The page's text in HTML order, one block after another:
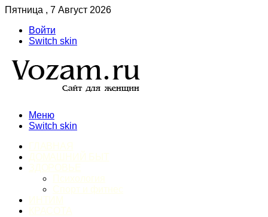
Пятница , 7 Август 2026
Войти
Switch skin
Меню
Switch skin